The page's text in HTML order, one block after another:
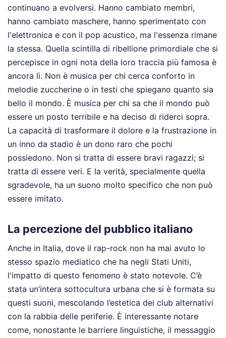
continuano a evolversi. Hanno cambiato membri,
hanno cambiato maschere, hanno sperimentato con
l'elettronica e con il pop acustico, ma l'essenza rimane
la stessa. Quella scintilla di ribellione primordiale che si
percepisce in ogni nota della loro traccia più famosa è
ancora lì. Non è musica per chi cerca conforto in
melodie zuccherine o in testi che spiegano quanto sia
bello il mondo. È musica per chi sa che il mondo può
essere un posto terribile e ha deciso di riderci sopra.
La capacità di trasformare il dolore e la frustrazione in
un inno da stadio è un dono raro che pochi
possiedono. Non si tratta di essere bravi ragazzi; si
tratta di essere veri. E la verità, specialmente quella
sgradevole, ha un suono molto specifico che non può
essere imitato.
La percezione del pubblico italiano
Anche in Italia, dove il rap-rock non ha mai avuto lo
stesso spazio mediatico che ha negli Stati Uniti,
l'impatto di questo fenomeno è stato notevole. C’è
stata un’intera sottocultura urbana che si è formata su
questi suoni, mescolando l’estetica dei club alternativi
con la rabbia delle periferie. È interessante notare
come, nonostante le barriere linguistiche, il messaggio